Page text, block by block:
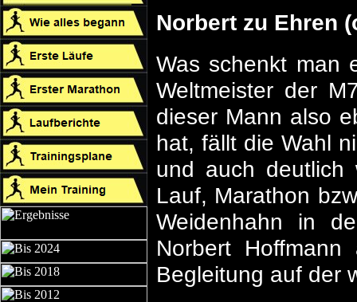
Norbert zu Ehren
Was schenkt man
Weltmeister der
dieser Mann also
hat, fällt die Wahl
und auch deutlich
Lauf, Marathon
Weidenhahn in
Norbert
Begleitung auf der